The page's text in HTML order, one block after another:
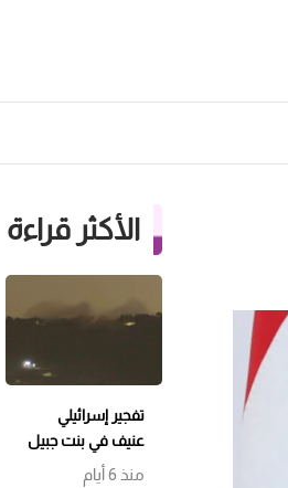
الأكثر قراءة
تفجير إسرائيلي
عنيف في بنت جبيل
وتمشيط باتجاه
منذ 6 أيام